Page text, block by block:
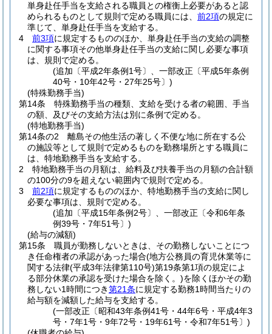
単身赴任手当を支給される職員との権衡上必要があると認
められるものとして規則で定める職員には、 前2項の規定に
準じて、単身赴任手当を支給する。
4
前3項に規定するもののほか、単身赴任手当の支給の調整
に関する事項その他単身赴任手当の支給に関し必要な事項
は、規則で定める。
(追加〔平成2年条例1号〕、一部改正〔平成5年条例
40号・10年42号・27年25号〕)
(特殊勤務手当)
第14条
特殊勤務手当の種類、支給を受ける者の範囲、手当
の額、及びその支給方法は別に条例で定める。
(特地勤務手当)
第14条の2
離島その他生活の著しく不便な地に所在する公
の施設等として規則で定めるものを勤務場所とする職員に
は、特地勤務手当を支給する。
2
特地勤務手当の月額は、給料及び扶養手当の月額の合計額
の100分の9を超えない範囲内で規則で定める。
3
前2項に規定するもののほか、特地勤務手当の支給に関し
必要な事項は、規則で定める。
(追加〔平成15年条例2号〕、一部改正〔令和6年条
例39号・7年51号〕)
(給与の減額)
第15条
職員が勤務しないときは、その勤務しないことにつ
き任命権者の承認があった場合(地方公務員の育児休業等に
関する法律(平成3年法律第110号)第19条第1項の規定によ
る部分休業の承認を受けた場合を除く。)を除くほかその勤
務しない1時間につき第21条に規定する勤務1時間当たりの
給与額を減額した給与を支給する。
(一部改正〔昭和43年条例41号・44年6号・平成4年3
号・7年1号・9年72号・19年61号・令和7年51号〕)